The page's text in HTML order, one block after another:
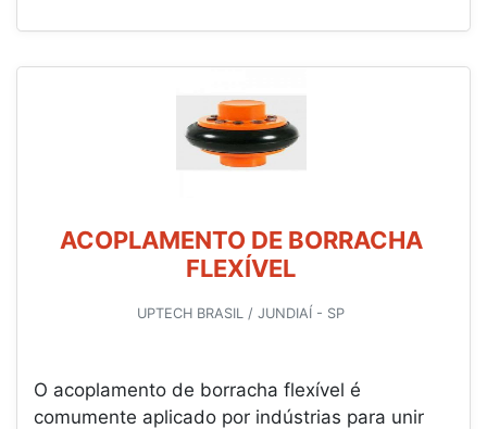
ACOPLAMENTO DE BORRACHA
FLEXÍVEL
UPTECH BRASIL / JUNDIAÍ - SP
O acoplamento de borracha flexível é
comumente aplicado por indústrias para unir